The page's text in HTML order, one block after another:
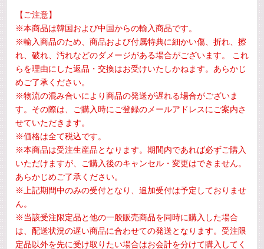
【ご注意】
※本商品は韓国および中国からの輸入商品です。
※輸入商品のため、商品および付属特典に細かい傷、折れ、擦
れ、破れ、汚れなどのダメージがある場合がございます。 これ
らを理由にした返品・交換はお受けいたしかねます。あらかじ
めご了承ください。
※物流の混み合いにより商品の発送が遅れる場合がございま
す。その際は、ご購入時にご登録のメールアドレスにご案内さ
せていただきます。
※価格は全て税込です。
※本商品は受注生産品となります。期間内であれば必ずご購入
いただけますが、ご購入後のキャンセル・変更はできません。
あらかじめご了承ください。
※上記期間中のみの受付となり、追加受付は予定しておりませ
ん。
※当該受注限定品と他の一般販売商品を同時に購入した場合
は、配送状況の遅い商品に合わせての発送となります。受注限
定品以外を先に受け取りたい場合はお会計を分けて購入してく